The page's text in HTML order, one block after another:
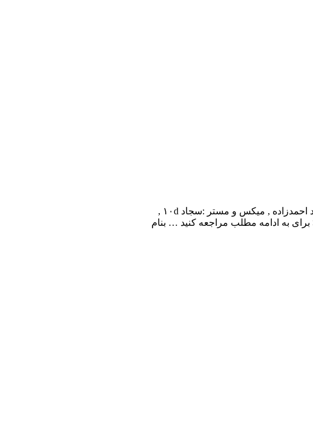
الیاس قنبرى بنام منو رها نکن با بالاترین کیفیت – Mano Raha Nakon موزیک و تنظیم : سجاد احمدزاده , میکس و مستر :سجاد ۱۰d ,
کلارینت : سیامک فتحی نیاگیتار : عارف ظهیرى , ترانه : الیاس قنبرى , مدیر پخش Soheeil RJ برای به ادامه مطلب مراجعه کنید … بنام